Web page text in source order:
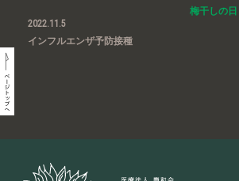
2022.11.5
インフルエンザ予防接種
梅干しの日